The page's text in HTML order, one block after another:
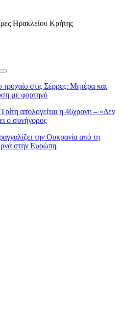
Ηρακλείου Κρήτης
στις Σέρρες: Μητέρα και
με φορτηγό
απολογείται η 46χρονη – «Δεν
ο συνήγορος
την Ουκρανία από τη
στην Ευρώπη